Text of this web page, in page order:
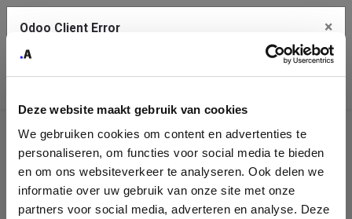
Deze website maakt gebruik van cookies
We gebruiken cookies om content en advertenties te
personaliseren, om functies voor social media te bieden
en om ons websiteverkeer te analyseren. Ook delen we
informatie over uw gebruik van onze site met onze
partners voor social media, adverteren en analyse. Deze
Company
Identification
Please fill in your company details
Odoo Client Error ×
service.
See details